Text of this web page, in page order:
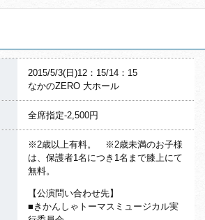
2015/5/3(日)12：15/14：15
なかのZERO 大ホール
全席指定-2,500円
※2歳以上有料。 ※2歳未満のお子様
は、保護者1名につき1名まで膝上にて
無料。
【公演問い合わせ先】
■きかんしゃトーマスミュージカル実